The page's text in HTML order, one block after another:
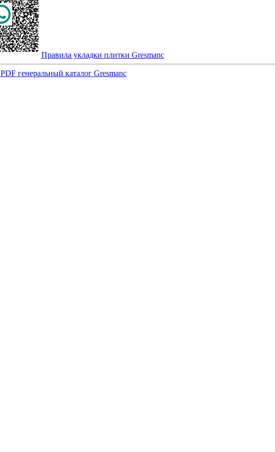
Правила укладки плитки Gresmanc
PDF генеральный каталог Gresmanc